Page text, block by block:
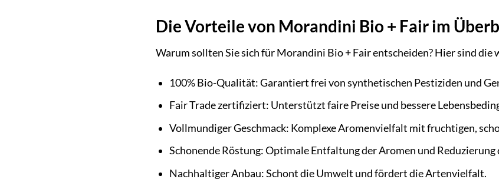
Die Vorteile von Morandini Bio + Fair im
Warum sollten Sie sich für Morandini Bio + Fair entscheiden? Hier sind
100% Bio-Qualität: Garantiert frei von synthetischen Pestiziden und
Fair Trade zertifiziert: Unterstützt faire Preise und bessere
Vollmundiger Geschmack: Komplexe Aromenvielfalt mit fruchtigen,
Schonende Röstung: Optimale Entfaltung der Aromen und
Nachhaltiger Anbau: Schont die Umwelt und fördert die Artenvielfalt.